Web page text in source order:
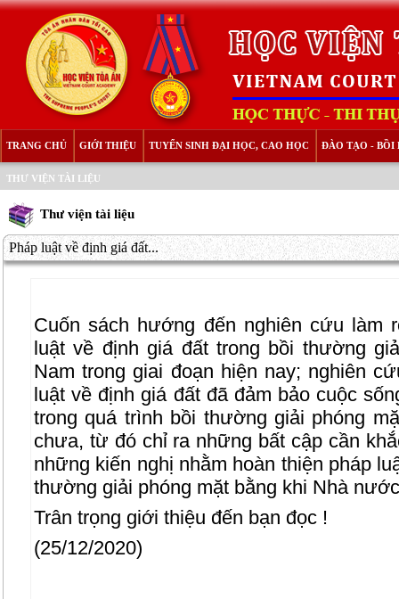
TRANG CHỦ GIỚI THIỆU TUYỂN SINH ĐẠI HỌC, CAO HỌC ĐÀO TẠO - BỒI
THƯ VIỆN TÀI LIỆU
Thư viện tài liệu
Pháp luật về định giá đất...
Cuốn sách hướng đến nghiên cứu làm
luật về định giá đất trong bồi thường
Nam trong giai đoạn hiện nay; nghiên
luật về định giá đất đã đảm bảo cuộc
trong quá trình bồi thường giải phóng
chưa, từ đó chỉ ra những bất cập cần
những kiến nghị nhằm hoàn thiện pháp
thường giải phóng mặt bằng khi Nhà
Trân trọng giới thiệu đến bạn đọc !
(25/12/2020)